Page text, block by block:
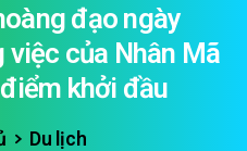
đạo ngày
việc của Nhân Mã
điểm khởi đầu
Du lịch